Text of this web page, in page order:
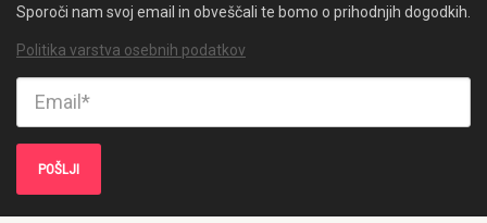
Sporoči nam svoj email in obveščali te bomo o prihodnjih dogodkih.
Politika varstva osebnih podatkov